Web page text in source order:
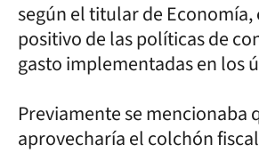
según el titular de
positivo de las políticas de
gasto implementadas en los
Previamente se mencionaba
aprovecharía el colchón